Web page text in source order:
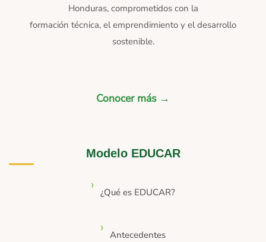
Honduras, comprometidos con la
formación técnica, el emprendimiento y el desarrollo
sostenible.
Conocer más →
Modelo EDUCAR
¿Qué es EDUCAR?
Antecedentes